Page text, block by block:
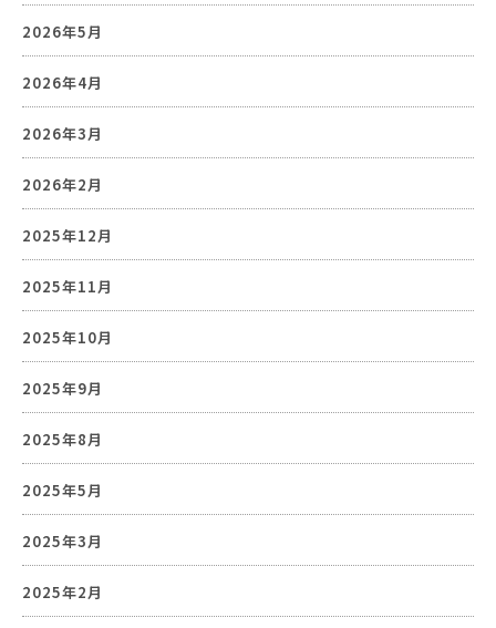
2026年5月
2026年4月
2026年3月
2026年2月
2025年12月
2025年11月
2025年10月
2025年9月
2025年8月
2025年5月
2025年3月
2025年2月